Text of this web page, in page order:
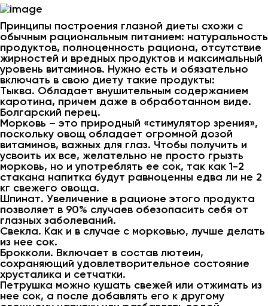
Принципы построения глазной диеты схожи с
обычным рациональным питанием: натуральность
продуктов, полноценность рациона, отсутствие
жирностей и вредных продуктов и максимальный
уровень витаминов. Нужно есть и обязательно
включать в свою диету такие продукты:
Тыква. Обладает внушительным содержанием
каротина, причем даже в обработанном виде.
Болгарский перец.
Морковь – это природный «стимулятор зрения»,
поскольку овощ обладает огромной дозой
витаминов, важных для глаз. Чтобы получить и
усвоить их все, желательно не просто грызть
морковь, но и употреблять ее сок, так как 1-2
стакана напитка будут равноценны едва ли не 2
кг свежего овоща.
Шпинат. Увеличение в рационе этого продукта
позволяет в 90% случаев обезопасить себя от
глазных заболеваний.
Свекла. Как и в случае с морковью, лучше делать
из нее сок.
Брокколи. Включает в состав лютеин,
сохраняющий удовлетворительное состояние
хрусталика и сетчатки.
Петрушка можно кушать свежей или отжимать из
нее сок, а после добавлять его к другому